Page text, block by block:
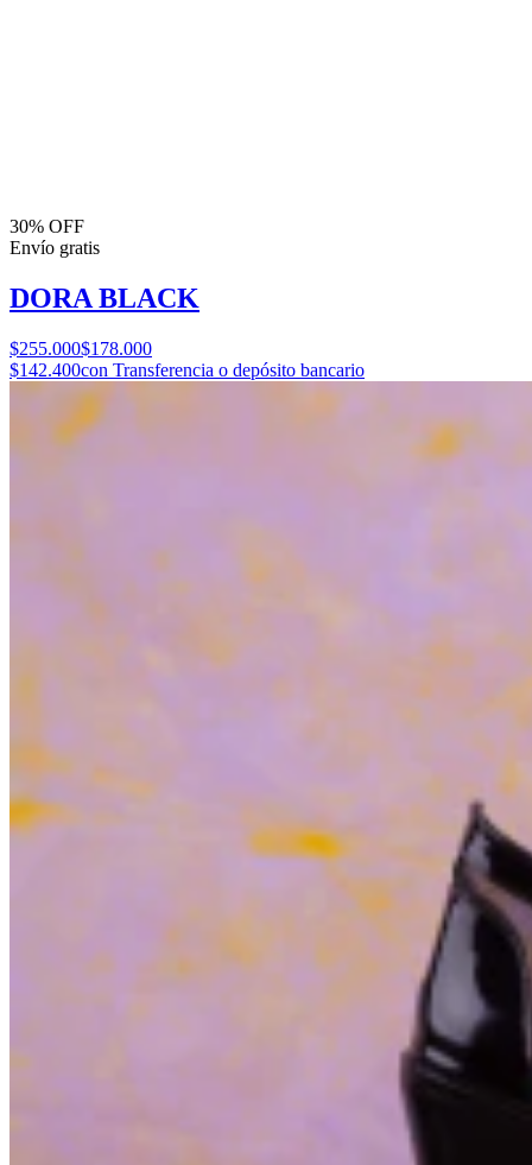
30% OFF
Envío gratis
DORA BLACK
$255.000$178.000
$142.400con Transferencia o depósito bancario